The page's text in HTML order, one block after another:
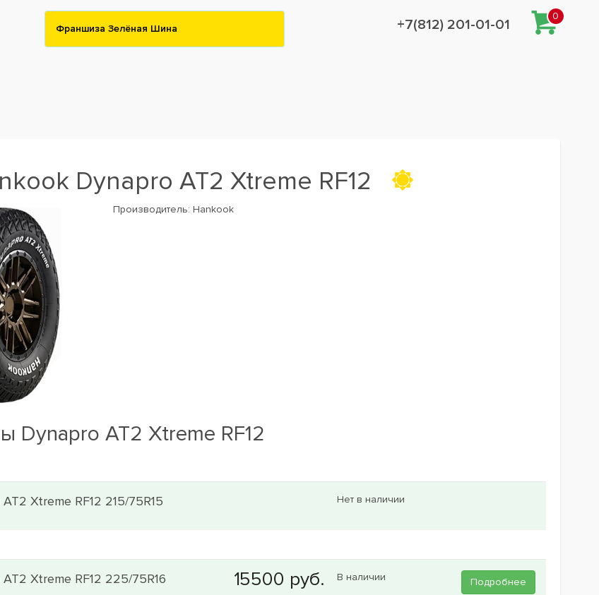
Франшиза Зелёная Шина +7(812) 201-01-01
0
Dynapro AT2 Xtreme RF12
Производитель:Hankook
Dynapro AT2 Xtreme RF12
Xtreme RF12 215/75R15
Нет в наличии
Xtreme RF12 225/75R16
В наличии Подробнее